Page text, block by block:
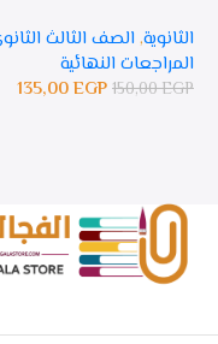
الثانوية, الصف الثالث
المراجعات النهائية
150,00EGP
135,00EGP